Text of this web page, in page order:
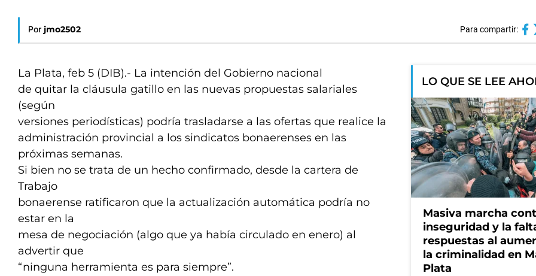
Por jmo2502 Para compartir:
La Plata, feb 5 (DIB).- La intención del Gobierno nacional
de quitar la cláusula gatillo en las nuevas propuestas salariales
(según
versiones periodísticas) podría trasladarse a las ofertas que realice la
administración provincial a los sindicatos bonaerenses en las
próximas semanas.
Si bien no se trata de un hecho confirmado, desde la cartera de
Trabajo
bonaerense ratificaron que la actualización automática podría no
estar en la
mesa de negociación (algo que ya había circulado en enero) al
advertir que
“ninguna herramienta es para siempre”.
LO QUE SE LEE
Masiva marcha
inseguridad y la
respuestas al
la criminalidad en
Plata